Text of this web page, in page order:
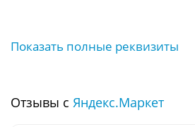
Показать полные реквизиты
Отзывы с Яндекс.Маркет